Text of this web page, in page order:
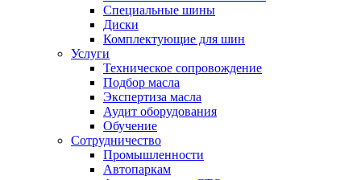
Специальные шины
Диски
Комплектующие для шин
Услуги
Техническое сопровождение
Подбор масла
Экспертиза масла
Аудит оборудования
Обучение
Сотрудничество
Промышленности
Автопаркам